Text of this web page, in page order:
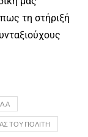
τη στήριξή
ΤΟΥ ΠΟΛΊΤΗ